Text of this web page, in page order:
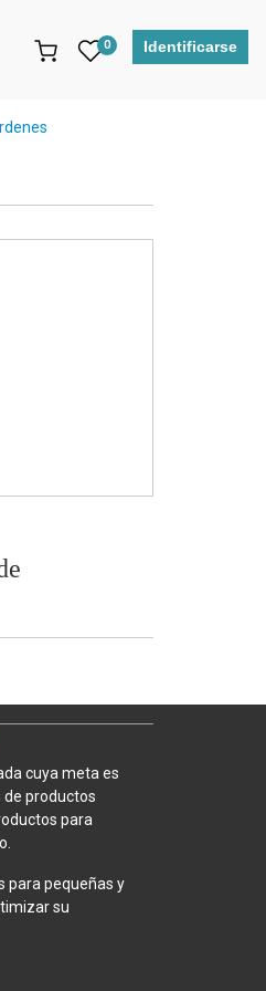
0 Identificarse
cuya meta es
de productos
para
para pequeñas y
su